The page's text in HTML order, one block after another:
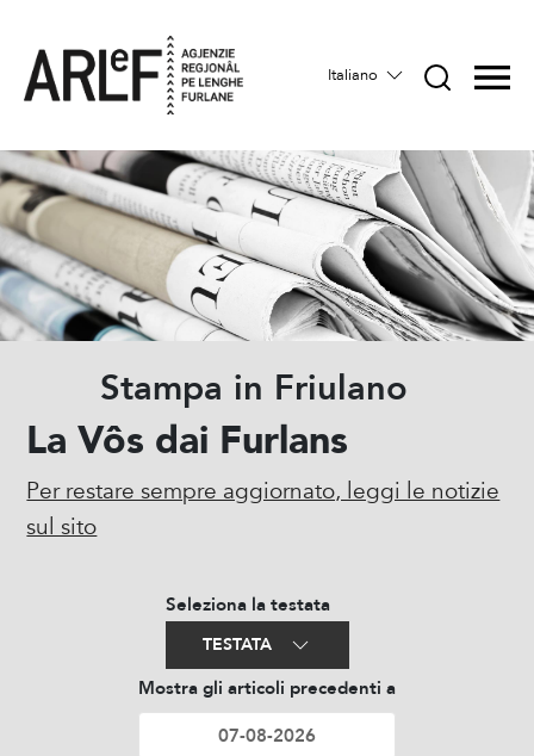
Italiano
Stampa in Friulano
La Vôs dai Furlans
Per restare sempre aggiornato, leggi le notizie
sul sito
Seleziona la testata
TESTATA
Mostra gli articoli precedenti a